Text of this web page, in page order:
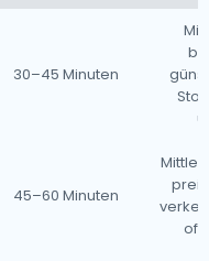
30–45 Minuten
45–60 Minuten
oft